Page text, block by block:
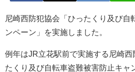
尼崎西防犯協会「ひったくり及び自
ンペーン」を実施しました。
例年はJR立花駅前で実施する尼崎西
たくり及び自転車盗難被害防止キャ